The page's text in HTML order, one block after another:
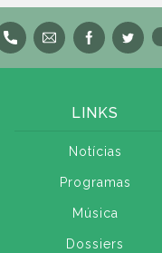
LINKS
Notícias
Programas
Música
Dossiers